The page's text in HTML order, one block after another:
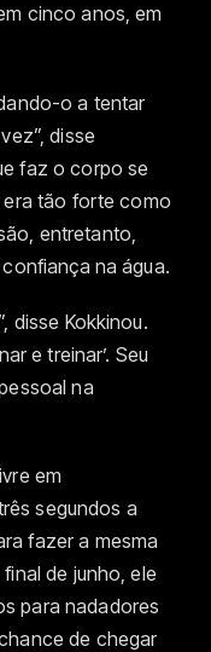
cinco anos, em
o a tentar
disse
faz o corpo se
era tão forte como
entretanto,
na água.
disse Kokkinou.
e treinar’. Seu
na
em
segundos a
fazer a mesma
de junho, ele
para nadadores
de chegar